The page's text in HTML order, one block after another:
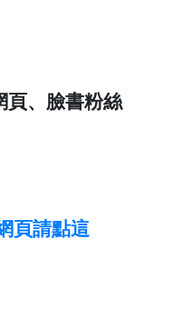
、臉書粉絲
頁請點這